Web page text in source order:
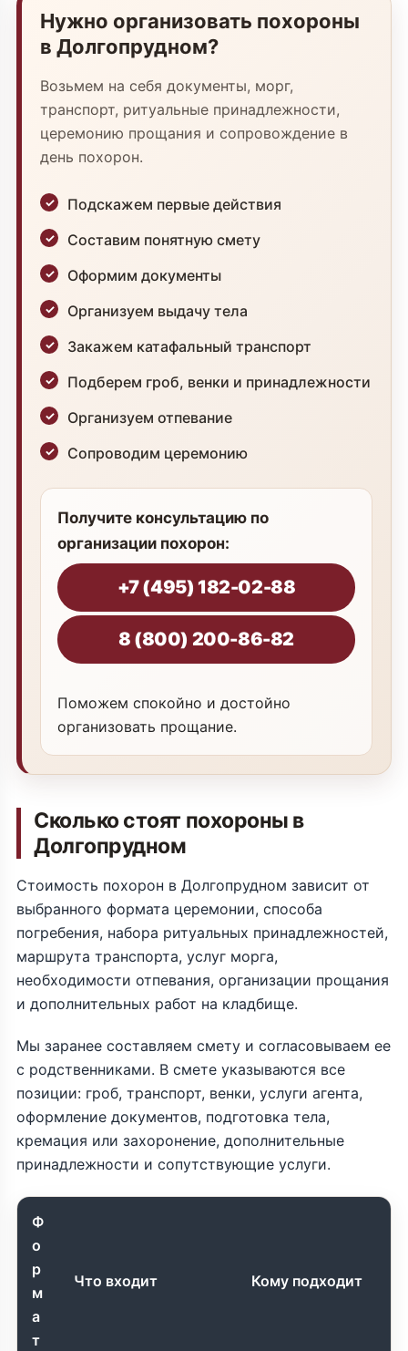
Нужно организовать похороны
в Долгопрудном?
Возьмем на себя документы, морг,
транспорт, ритуальные принадлежности,
церемонию прощания и сопровождение в
день похорон.
Подскажем первые действия
Составим понятную смету
Оформим документы
Организуем выдачу тела
Закажем катафальный транспорт
Подберем гроб, венки и принадлежности
Организуем отпевание
Сопроводим церемонию
Получите консультацию по
организации похорон:
+7 (495) 182-02-88
8 (800) 200-86-82
Поможем спокойно и достойно
организовать прощание.
Сколько стоят похороны в
Долгопрудном
Стоимость похорон в Долгопрудном зависит от
выбранного формата церемонии, способа
погребения, набора ритуальных принадлежностей,
маршрута транспорта, услуг морга,
необходимости отпевания, организации прощания
и дополнительных работ на кладбище.
Мы заранее составляем смету и согласовываем ее
с родственниками. В смете указываются все
позиции: гроб, транспорт, венки, услуги агента,
оформление документов, подготовка тела,
кремация или захоронение, дополнительные
принадлежности и сопутствующие услуги.
Ф
о
р
м
а
т
Что входит Кому подходит